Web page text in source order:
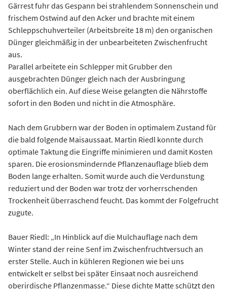
Gärrest fuhr das Gespann bei strahlendem Sonnenschein und
frischem Ostwind auf den Acker und brachte mit einem
Schleppschuhverteiler (Arbeitsbreite 18 m) den organischen
Dünger gleichmäßig in der unbearbeiteten Zwischenfrucht
aus.
Parallel arbeitete ein Schlepper mit Grubber den
ausgebrachten Dünger gleich nach der Ausbringung
oberflächlich ein. Auf diese Weise gelangten die Nährstoffe
sofort in den Boden und nicht in die Atmosphäre.
Nach dem Grubbern war der Boden in optimalem Zustand für
die bald folgende Maisaussaat. Martin Riedl konnte durch
optimale Taktung die Eingriffe minimieren und damit Kosten
sparen. Die erosionsmindernde Pflanzenauflage blieb dem
Boden lange erhalten. Somit wurde auch die Verdunstung
reduziert und der Boden war trotz der vorherrschenden
Trockenheit überraschend feucht. Das kommt der Folgefrucht
zugute.
Bauer Riedl: „In Hinblick auf die Mulchauflage nach dem
Winter stand der reine Senf im Zwischenfruchtversuch an
erster Stelle. Auch in kühleren Regionen wie bei uns
entwickelt er selbst bei später Einsaat noch ausreichend
oberirdische Pflanzenmasse.“ Diese dichte Matte schützt den